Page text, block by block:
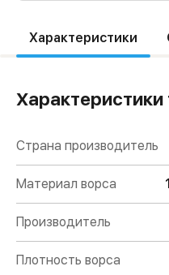
Характеристики
Характеристики
Страна производитель
Материал ворса
Производитель
Плотность ворса